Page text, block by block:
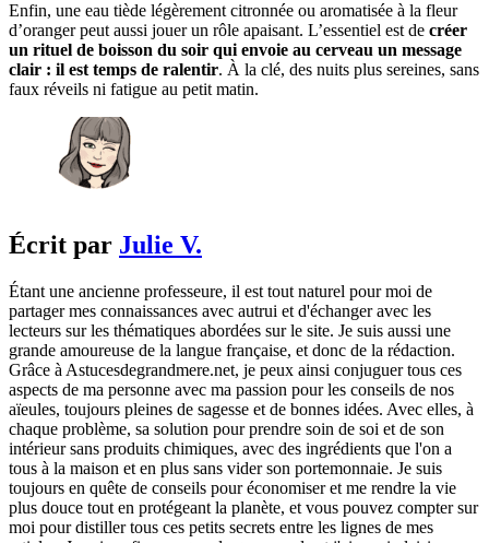
Enfin, une eau tiède légèrement citronnée ou aromatisée à la fleur
d’oranger peut aussi jouer un rôle apaisant. L’essentiel est de créer
un rituel de boisson du soir qui envoie au cerveau un message
clair : il est temps de ralentir. À la clé, des nuits plus sereines, sans
faux réveils ni fatigue au petit matin.
Écrit par Julie V.
Étant une ancienne professeure, il est tout naturel pour moi de
partager mes connaissances avec autrui et d'échanger avec les
lecteurs sur les thématiques abordées sur le site. Je suis aussi une
grande amoureuse de la langue française, et donc de la rédaction.
Grâce à Astucesdegrandmere.net, je peux ainsi conjuguer tous ces
aspects de ma personne avec ma passion pour les conseils de nos
aïeules, toujours pleines de sagesse et de bonnes idées. Avec elles, à
chaque problème, sa solution pour prendre soin de soi et de son
intérieur sans produits chimiques, avec des ingrédients que l'on a
tous à la maison et en plus sans vider son portemonnaie. Je suis
toujours en quête de conseils pour économiser et me rendre la vie
plus douce tout en protégeant la planète, et vous pouvez compter sur
moi pour distiller tous ces petits secrets entre les lignes de mes